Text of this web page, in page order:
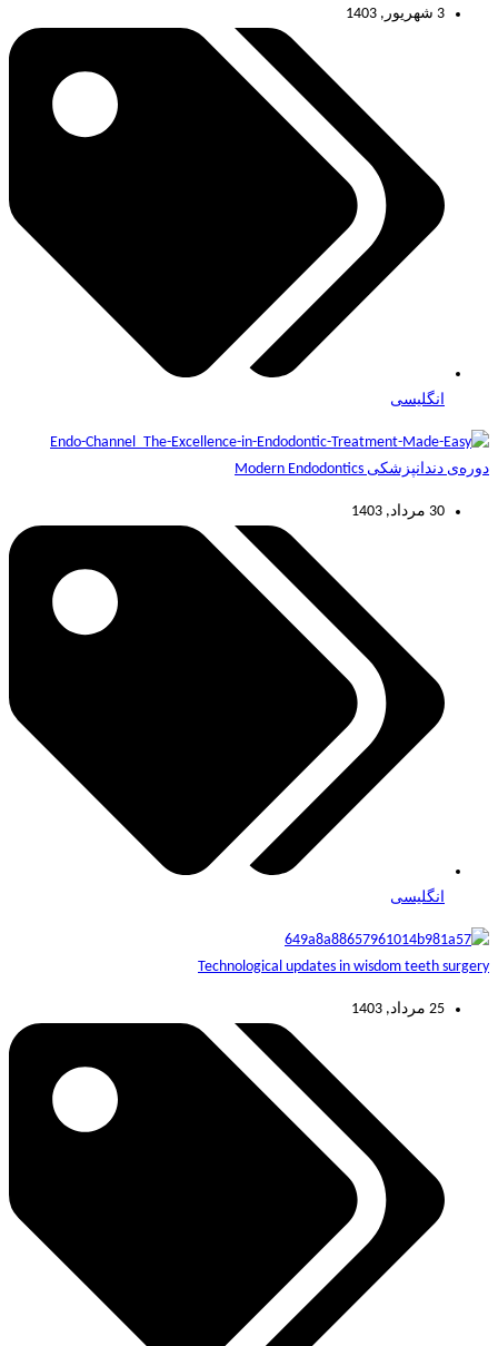
3 شهریور, 1403
انگلیسی
دوره‌ی دندانپزشکی Modern Endodontics
30 مرداد, 1403
انگلیسی
Technological updates in wisdom teeth surgery
25 مرداد, 1403